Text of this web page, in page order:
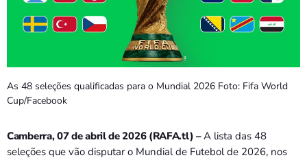
TÉTUM
PORTUGUÊS
PRÓXIMOS PROGRAMAS
Bom dia RAFA
7:00 AM - 10:00 AM
7:00 AM - 9:00 AM
As 48 seleções qualificadas para o Mundial 2026 Foto: Fifa World
Cup/Facebook
Camberra, 07 de abril de 2026 (RAFA.tl) –A lista das 48
seleções que vão disputar o Mundial de Futebol de 2026, nos